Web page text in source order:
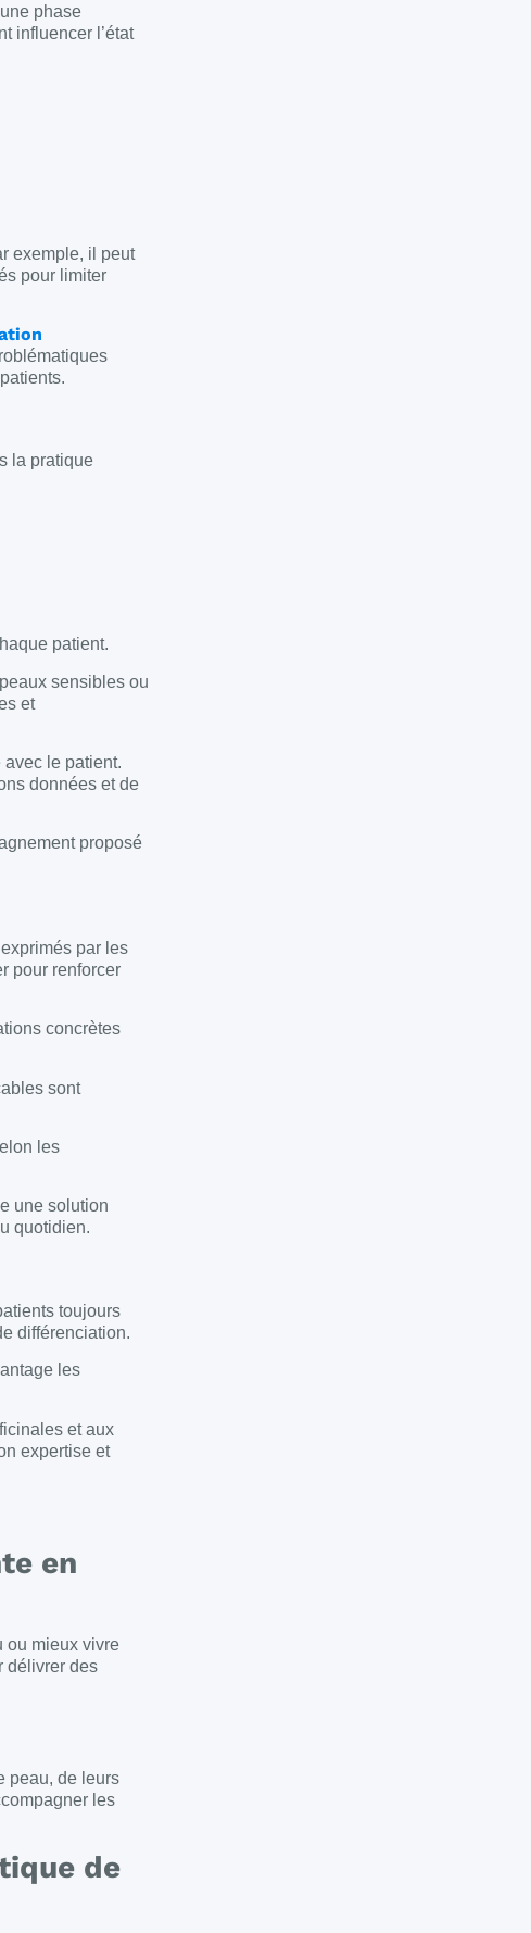
phase
influencer l’état
exemple, il peut
pour limiter
la pratique
patient.
sensibles ou
et
le patient.
données et de
proposé
par les
pour renforcer
concrètes
sont
les
une solution
quotidien.
toujours
différenciation.
les
et aux
expertise et
en
ou mieux vivre
délivrer des
peau, de leurs
les
de